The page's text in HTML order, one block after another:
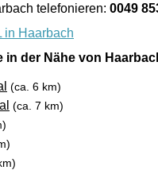
telefonieren: 0049
in Haarbach
in der Nähe von
(ca. 6 km)
(ca. 7 km)